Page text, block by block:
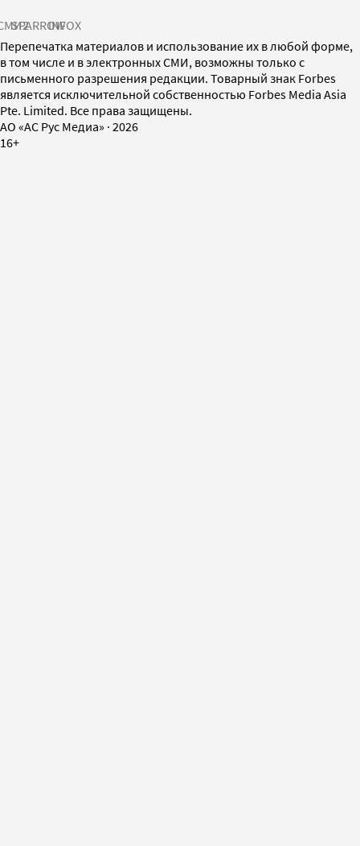
SPARROWINFOX
Перепечатка материалов и использование их в любой форме,
в том числе и в электронных СМИ, возможны только с
письменного разрешения редакции. Товарный знак Forbes
является исключительной собственностью Forbes Media Asia
Pte. Limited. Все права защищены.
AO «АС Рус Медиа» · 2026
16+